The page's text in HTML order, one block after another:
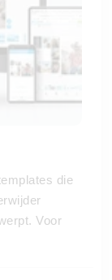
die
Voor